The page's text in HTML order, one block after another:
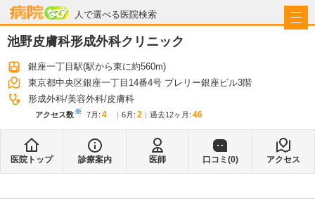
人で選べる医院検索
病院なび
池野皮膚科形成外科クリニック
銀座一丁目駅(駅から東に約560m)
東京都中央区銀座一丁目14番4号 プレリー銀座ビル3階
形成外科 美容外科 皮膚科
アクセス数※ 7月 : 4 6月 : 2 過去12ヶ月: 46
医院トップ 診療案内 医師 口コミ(0) アクセス